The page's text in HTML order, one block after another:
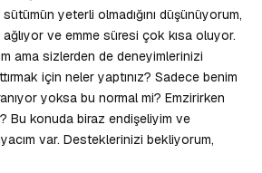
yeterli olmadığını düşünüyorum,
ve emme süresi çok kısa oluyor.
ama sizlerden de deneyimlerinizi
için neler yaptınız? Sadece benim
yoksa bu normal mi? Emzirirken
Bu konuda biraz endişeliyim ve
var. Desteklerinizi bekliyorum,